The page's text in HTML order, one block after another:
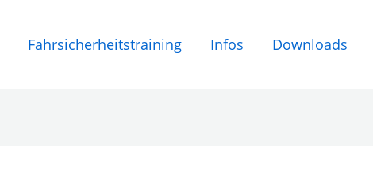
Fahrsicherheitstraining Infos Downloads